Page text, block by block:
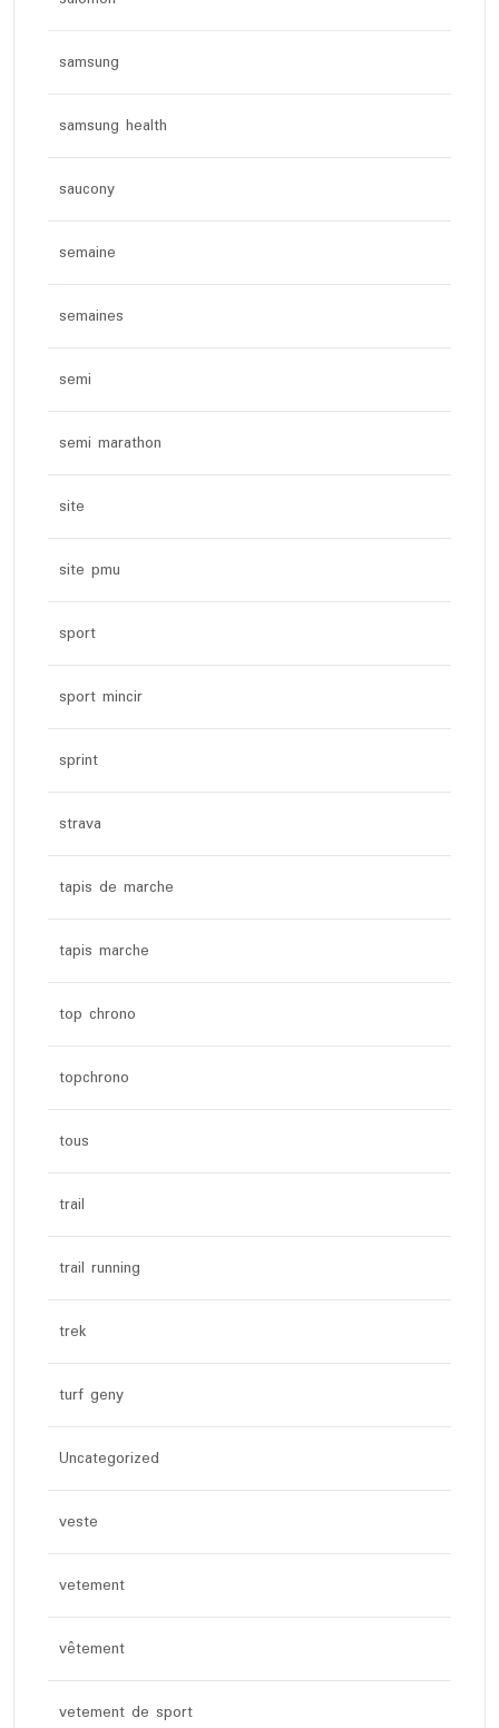
samsung
samsung health
saucony
semaine
semaines
semi
semi marathon
site
site pmu
sport
sport mincir
sprint
strava
tapis de marche
tapis marche
top chrono
topchrono
tous
trail
trail running
trek
turf geny
Uncategorized
veste
vetement
vêtement
vetement de sport